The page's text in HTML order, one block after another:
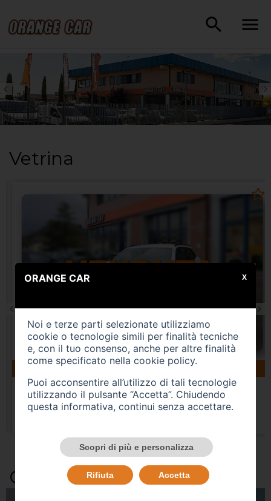
Vetrina
160183 km gasolio 04/2019
VOLKSWAGEN Tiguan 2ª serie
USATO
Prezzo 15.500,00 €
Occasioni e Notizie
ORANGE CAR
Noi e terze parti selezionate utilizziamo
cookie o tecnologie simili per finalità tecniche
e, con il tuo consenso, anche per altre finalità
come specificato nella cookie policy.
Puoi acconsentire all’utilizzo di tali tecnologie
utilizzando il pulsante “Accetta”. Chiudendo
questa informativa, continui senza accettare.
Scopri di più e personalizza
Rifiuta Accetta
X